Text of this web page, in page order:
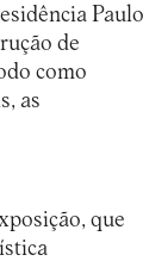
Paulo
de
como
as
que